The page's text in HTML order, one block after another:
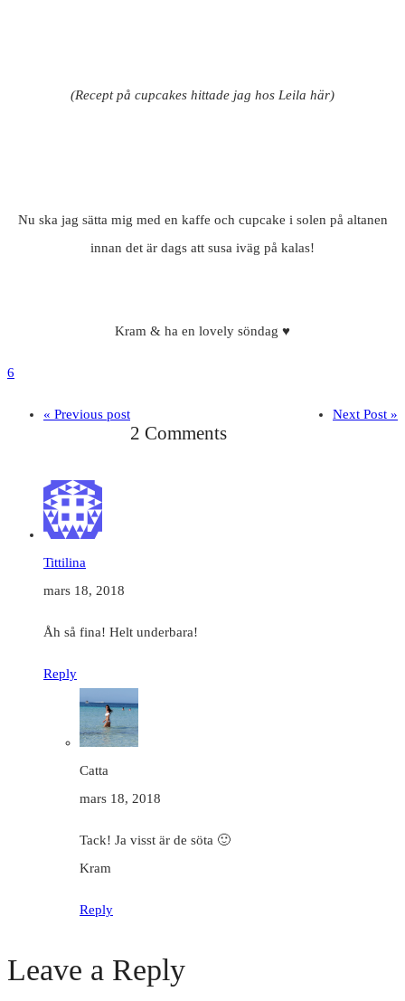
(Recept på cupcakes hittade jag hos Leila här)
Nu ska jag sätta mig med en kaffe och cupcake i solen på altanen
innan det är dags att susa iväg på kalas!
Kram & ha en lovely söndag ♥
6
« Previous post Next Post »
2 Comments
Tittilina
mars 18, 2018
Åh så fina! Helt underbara!
Reply
Catta
mars 18, 2018
Tack! Ja visst är de söta 🙂
Kram
Reply
Leave a Reply